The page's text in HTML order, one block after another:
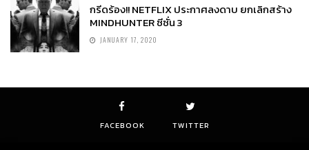
กรีดร้อง!! NETFLIX ประกาศลงดาบ ยกเลิกสร้าง
MINDHUNTER ซีซั่น 3
JANUARY 17, 2020
FACEBOOK TWITTER